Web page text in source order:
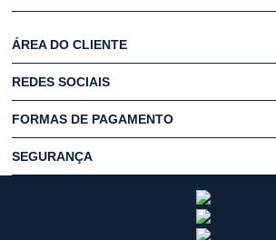
ÁREA DO CLIENTE
REDES SOCIAIS
FORMAS DE PAGAMENTO
SEGURANÇA